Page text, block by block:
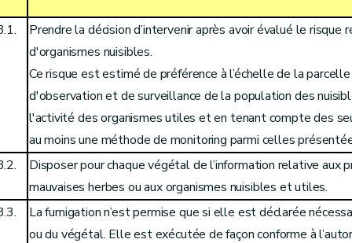
Prendre la décision d’intervenir après avoir évalué le risque
d'organismes nuisibles.
Ce risque est estimé de préférence à l’échelle de la
d'observation et de surveillance de la population des
l'activité des organismes utiles et en tenant compte des
au moins une méthode de monitoring parmi celles
Disposer pour chaque végétal de l’information relative aux
mauvaises herbes ou aux organismes nuisibles et utiles.
La fumigation n’est permise que si elle est déclarée
ou du végétal. Elle est exécutée de façon conforme à